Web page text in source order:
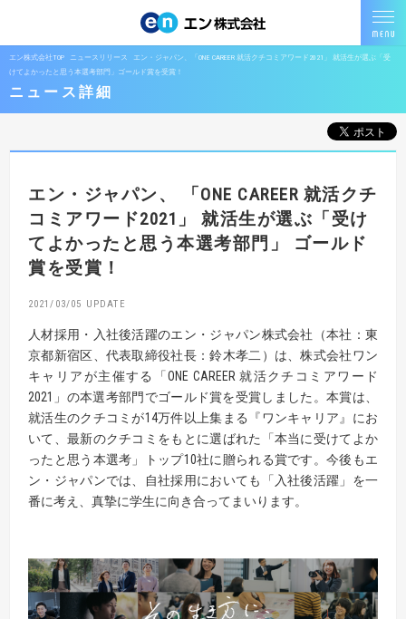
エン株式会社TOP ニュースリリース
エン・ジャパン、「ONE CAREER 就活クチコミアワード2021」 就活生が選ぶ「受
けてよかったと思う本選考部門」ゴールド賞を受賞！
ニュース詳細
エン・ジャパン、
「ONE CAREER 就活クチ
コミアワード2021」就活生が選ぶ「受け
てよかったと思う本選考部門」 ゴールド
賞を受賞！
2021/03/05
人材採用・入社後活躍のエン・ジャパン株式会社（本社：東
京都新宿区、代表取締役社長：鈴木孝二）は、株式会社ワン
キャリアが主催する「ONE CAREER 就活クチコミアワード
2021」の本選考部門でゴールド賞を受賞しました。本賞は、
就活生のクチコミが14万件以上集まる『ワンキャリア』にお
いて、最新のクチコミをもとに選ばれた「本当に受けてよか
ったと思う本選考」トップ10社に贈られる賞です。今後もエ
ン・ジャパンでは、自社採用においても「入社後活躍」を一
番に考え、真摯に学生に向き合ってまいります。